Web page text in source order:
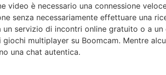
video è necessario una connessione
senza necessariamente effettuare una
servizio di incontri online gratuito o a
multiplayer su Boomcam. Mentre
una chat autentica.